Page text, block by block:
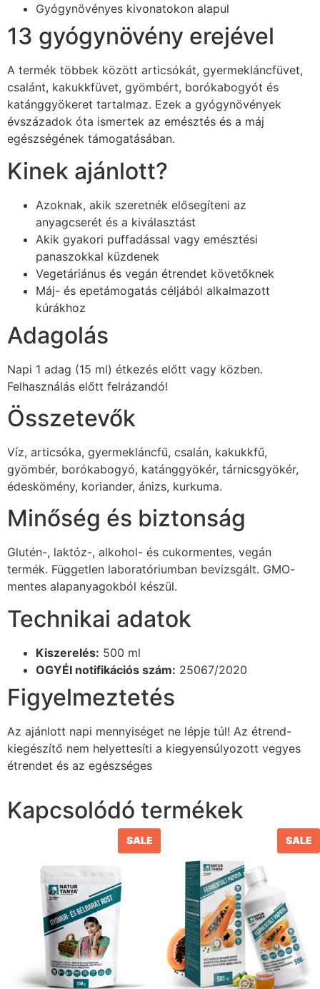
Gyógynövényes kivonatokon alapul
13 gyógynövény erejével
A termék többek között articsókát, gyermekláncfüvet,
csalánt, kakukkfüvet, gyömbért, borókabogyót és
katánggyökeret tartalmaz. Ezek a gyógynövények
évszázadok óta ismertek az emésztés és a máj
egészségének támogatásában.
Kinek ajánlott?
Azoknak, akik szeretnék elősegíteni az
anyagcserét és a kiválasztást
Akik gyakori puffadással vagy emésztési
panaszokkal küzdenek
Vegetáriánus és vegán étrendet követőknek
Máj- és epetámogatás céljából alkalmazott
kúrákhoz
Adagolás
Napi 1 adag (15 ml) étkezés előtt vagy közben.
Felhasználás előtt felrázandó!
Összetevők
Víz, articsóka, gyermekláncfű, csalán, kakukkfű,
gyömbér, borókabogyó, katánggyökér, tárnicsgyökér,
édeskömény, koriander, ánizs, kurkuma.
Minőség és biztonság
Glutén-, laktóz-, alkohol- és cukormentes, vegán
termék. Független laboratóriumban bevizsgált. GMO-
mentes alapanyagokból készül.
Technikai adatok
Kiszerelés: 500 ml
OGYÉI notifikációs szám: 25067/2020
Figyelmeztetés
Az ajánlott napi mennyiséget ne lépje túl! Az étrend-
kiegészítő nem helyettesíti a kiegyensúlyozott vegyes
étrendet és az egészséges
Kapcsolódó termékek
SALE SALE